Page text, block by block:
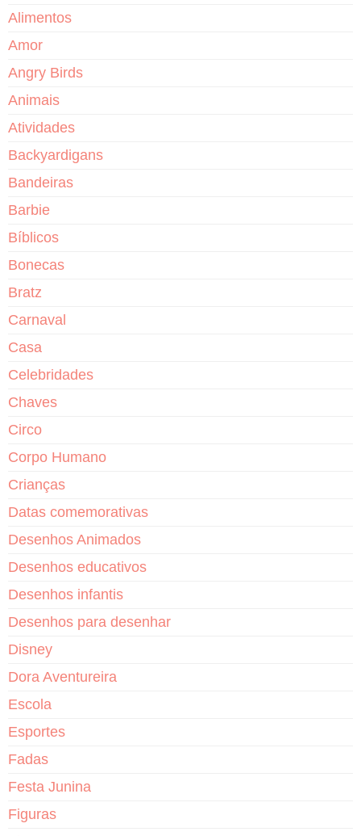
Alimentos
Amor
Angry Birds
Animais
Atividades
Backyardigans
Bandeiras
Barbie
Bíblicos
Bonecas
Bratz
Carnaval
Casa
Celebridades
Chaves
Circo
Corpo Humano
Crianças
Datas comemorativas
Desenhos Animados
Desenhos educativos
Desenhos infantis
Desenhos para desenhar
Disney
Dora Aventureira
Escola
Esportes
Fadas
Festa Junina
Figuras